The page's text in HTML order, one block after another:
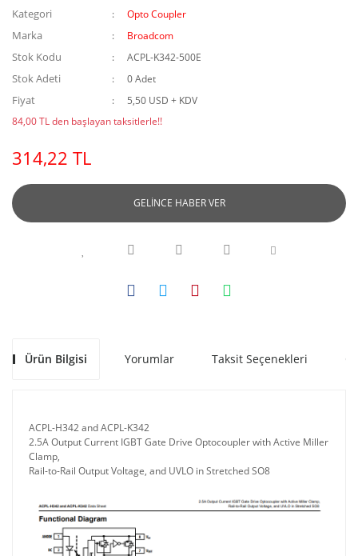
Kategori Opto Coupler
Marka Broadcom
Stok Kodu ACPL-K342-500E
Stok Adeti 0 Adet
Fiyat
5,50 USD + KDV
84,00 TL den başlayan taksitlerle!!
314,22 TL
GELİNCE HABER VER
Ürün Bilgisi Yorumlar Taksit Seçenekleri
ACPL-H342 and ACPL-K342
2.5A Output Current IGBT Gate Drive Optocoupler with Active Miller
Clamp,
Rail-to-Rail Output Voltage, and UVLO in Stretched SO8